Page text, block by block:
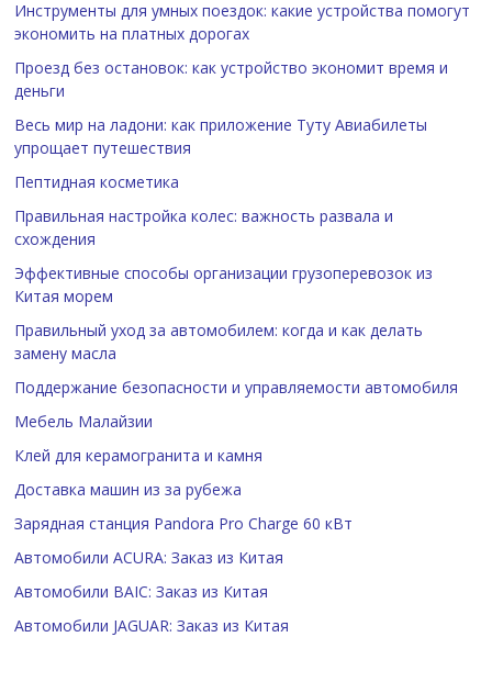
Инструменты для умных поездок: какие устройства помогут
экономить на платных дорогах
Проезд без остановок: как устройство экономит время и
деньги
Весь мир на ладони: как приложение Туту Авиабилеты
упрощает путешествия
Пептидная косметика
Правильная настройка колес: важность развала и
схождения
Эффективные способы организации грузоперевозок из
Китая морем
Правильный уход за автомобилем: когда и как делать
замену масла
Поддержание безопасности и управляемости автомобиля
Мебель Малайзии
Клей для керамогранита и камня
Доставка машин из за рубежа
Зарядная станция Pandora Pro Charge 60 кВт
Автомобили ACURA: Заказ из Китая
Автомобили BAIC: Заказ из Китая
Автомобили JAGUAR: Заказ из Китая